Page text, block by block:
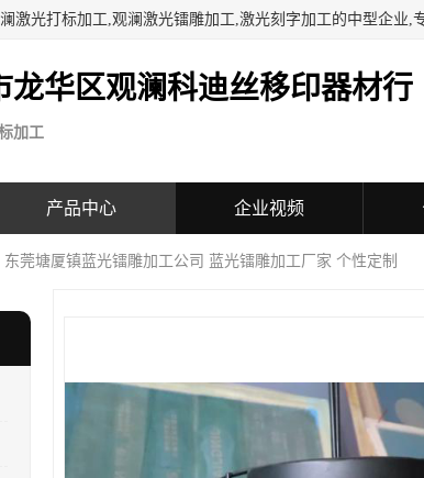
激光打标加工,观澜激光镭雕加工,激光刻字加工的中型企业,
龙华区观澜科迪丝移印器材行
加工
产品中心 企业视频
东莞塘厦镇蓝光镭雕加工公司 蓝光镭雕加工厂家 个性定制